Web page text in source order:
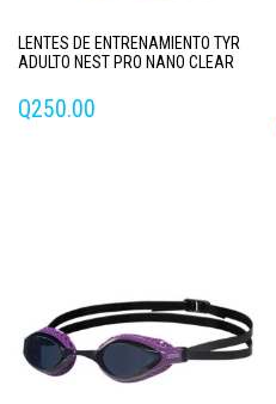
LENTES DE ENTRENAMIENTO TYR
ADULTO NEST PRO NANO CLEAR
Q250.00
opciones
se
pueden